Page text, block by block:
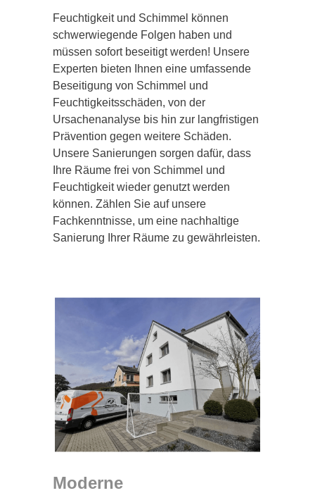
Feuchtigkeit und Schimmel können
schwerwiegende Folgen haben und
müssen sofort beseitigt werden! Unsere
Experten bieten Ihnen eine umfassende
Beseitigung von Schimmel und
Feuchtigkeitsschäden, von der
Ursachenanalyse bis hin zur langfristigen
Prävention gegen weitere Schäden.
Unsere Sanierungen sorgen dafür, dass
Ihre Räume frei von Schimmel und
Feuchtigkeit wieder genutzt werden
können. Zählen Sie auf unsere
Fachkenntnisse, um eine nachhaltige
Sanierung Ihrer Räume zu gewährleisten.
Moderne